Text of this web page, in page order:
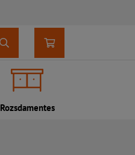
Rozsdamentes